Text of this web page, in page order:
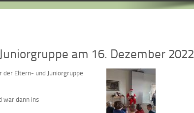
am 16. Dezember 2022
der Eltern- und Juniorgruppe
war dann ins